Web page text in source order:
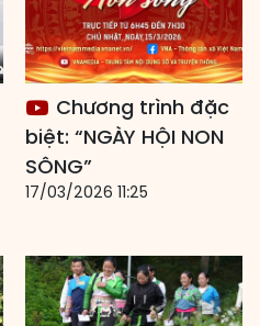
Chương trình đặc
biệt: “NGÀY HỘI NON
SÔNG”
17/03/2026 11:25